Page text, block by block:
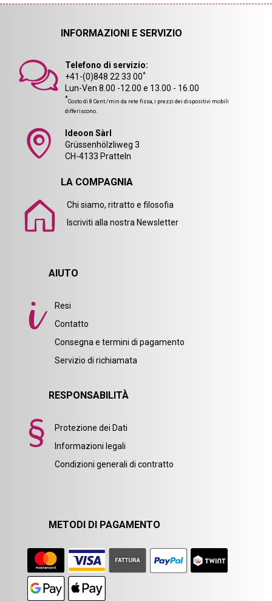
INFORMAZIONI E SERVIZIO
Telefono di servizio:
+41-(0)848 22 33 00*
Lun-Ven 8.00 -12.00 e 13.00 - 16.00
*Costo di 8 Cent./min da rete fissa, i prezzi dei dispositivi mobili
differiscono.
Ideoon Sàrl
Grüssenhölzliweg 3
CH-4133 Pratteln
LA COMPAGNIA
Chi siamo, ritratto e filosofia
Iscriviti alla nostra Newsletter
AIUTO
Resi
Contatto
Consegna e termini di pagamento
Servizio di richiamata
RESPONSABILITÀ
Protezione dei Dati
Informazioni legali
Condizioni generali di contratto
METODI DI PAGAMENTO